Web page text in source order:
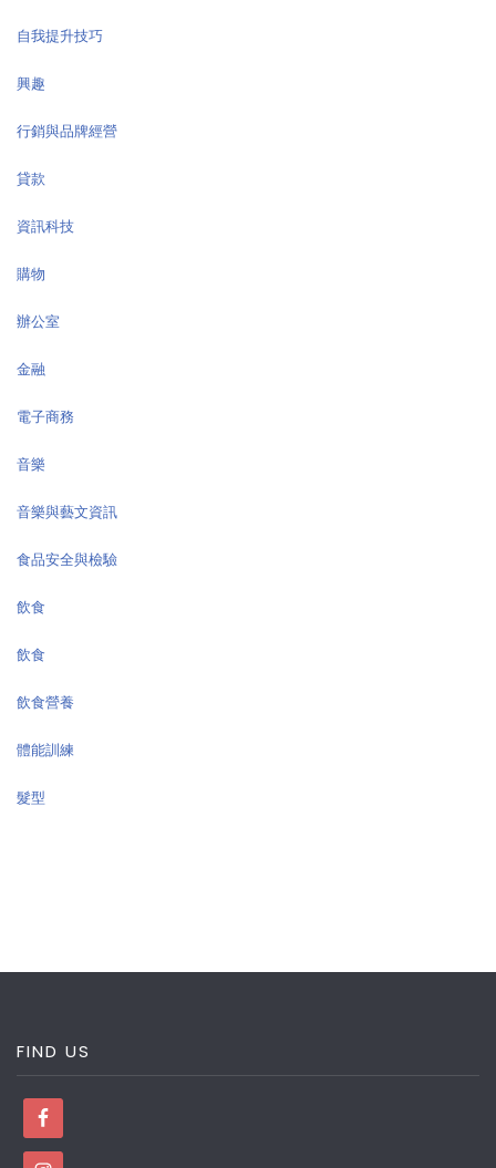
自我提升技巧
興趣
行銷與品牌經營
貸款
資訊科技
購物
辦公室
金融
電子商務
音樂
音樂與藝文資訊
食品安全與檢驗
飲食
飲食
飲食營養
體能訓練
髮型
FIND US